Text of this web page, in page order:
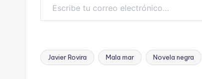
Etiquetas:
Javier Rovira Mala mar Novela negra